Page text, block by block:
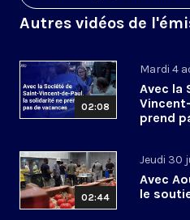
Autres vidéos de
02:08
Mardi 4
Avec la
prend
02:44
Jeudi 30
Avec
le